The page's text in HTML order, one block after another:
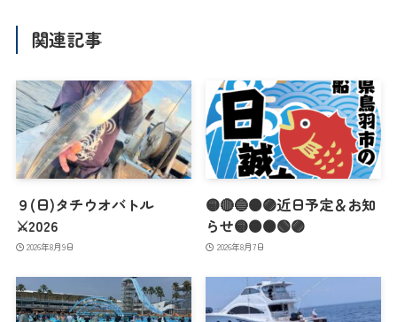
関連記事
９(日)タチウオバトル
⚔️2026
2026年8月9日
🟡🔴🔵🟠🟣近日予定＆お知
らせ🟡🟠🟤🟢🟣
2026年8月7日